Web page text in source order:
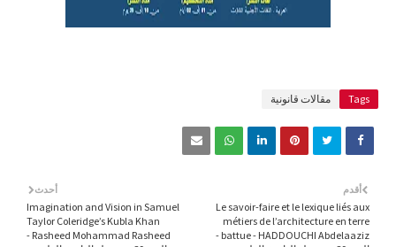
Tags مقالات قانونية
أحدث
Imagination and Vision in Samuel
Taylor Coleridge’s Kubla Khan
Rasheed Mohammad Rasheed -
أقدم
Le savoir-faire et le lexique liés aux
métiers de l’architecture en terre
battue - HADDOUCHI Abdelaaziz -